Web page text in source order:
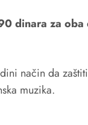
dinara za oba
način da
muzika.